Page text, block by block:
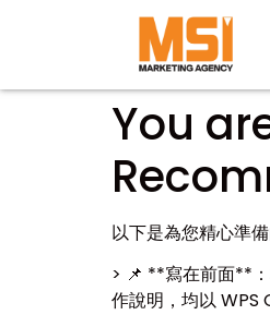
You
以下是為您精心準
> 📌 **寫在前面**
作說明，均以 WPS